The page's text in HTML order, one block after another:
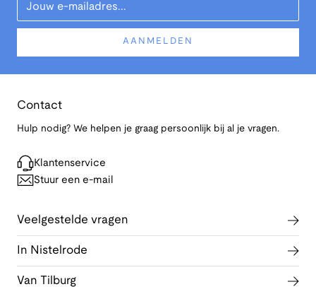
AANMELDEN
Contact
Hulp nodig? We helpen je graag persoonlijk bij al je vragen.
Klantenservice
Stuur een e-mail
Veelgestelde vragen
In Nistelrode
Van Tilburg